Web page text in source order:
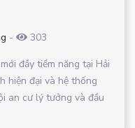
-
303
đầy tiềm năng tại Hải
hiện đại và hệ thống
an cư lý tưởng và đầu